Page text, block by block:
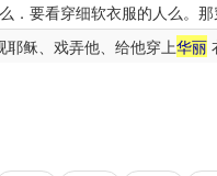
．要看穿细软衣服的人么。
耶稣、戏弄他、给他穿上华丽